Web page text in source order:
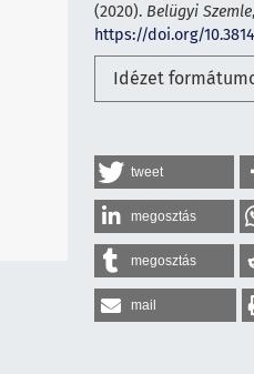
(2020). Belügyi Szemle,
https://doi.org/
Idézet
tweet
megosztás
megosztás
mail